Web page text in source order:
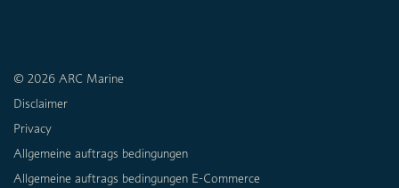
© 2026 ARC Marine
Disclaimer
Privacy
Allgemeine auftrags bedingungen
Allgemeine auftrags bedingungen E-Commerce